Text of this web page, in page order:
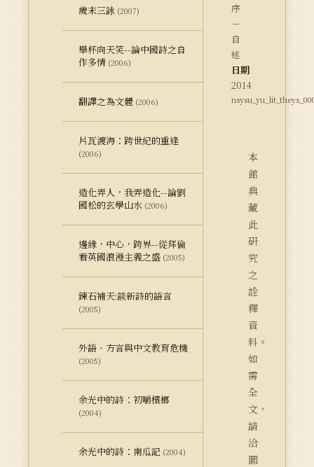
歲末三詠 (2007)
舉杯向天笑--論中國詩之自
作多情 (2006)
翻譯之為文體 (2006)
片瓦渡海：跨世紀的重逢
(2006)
造化弄人，我弄造化--論劉
國松的玄學山水 (2006)
邊緣，中心，跨界--從拜倫
看英國浪漫主義之盛 (2005)
鍊石補天:談新詩的語言
(2005)
外語、方言與中文教育危機
(2005)
余光中的詩：初嚼檳榔
(2004)
余光中的詩：南瓜記 (2004)
序
－
自
述
日期
2014
本
館
典
藏
此
研
究
之
詮
釋
資
料。
如
需
全
文，
請
洽
圖